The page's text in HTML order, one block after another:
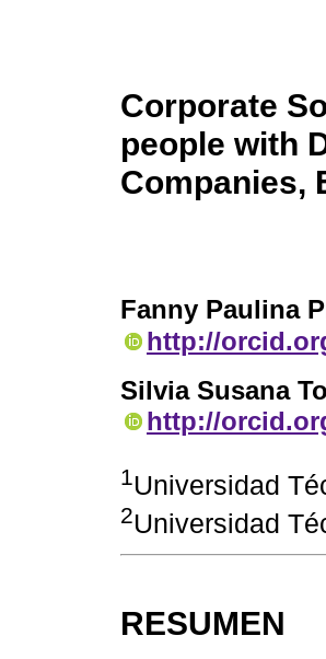
Corporate
people with
Companies,
Fanny Paulina
http://
Silvia Susana
http://
1Universidad
2Universidad
RESUMEN